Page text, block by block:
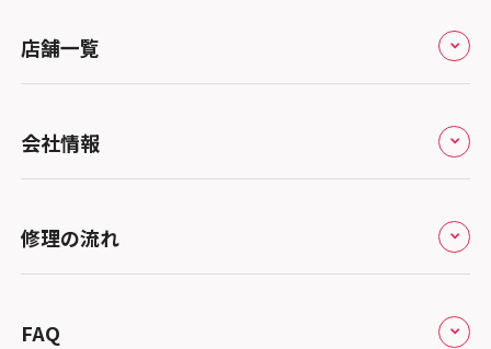
店舗一覧
北海道・東北
スマホスピタル大丸札幌
関東
スマホスピタル宇都宮
スマホスピタル 高崎
北陸・甲信越
スマホスピタルアル・プラザ小松
東海
会社情報
会社概要
総務省登録業者
修理の流れ
FAQ